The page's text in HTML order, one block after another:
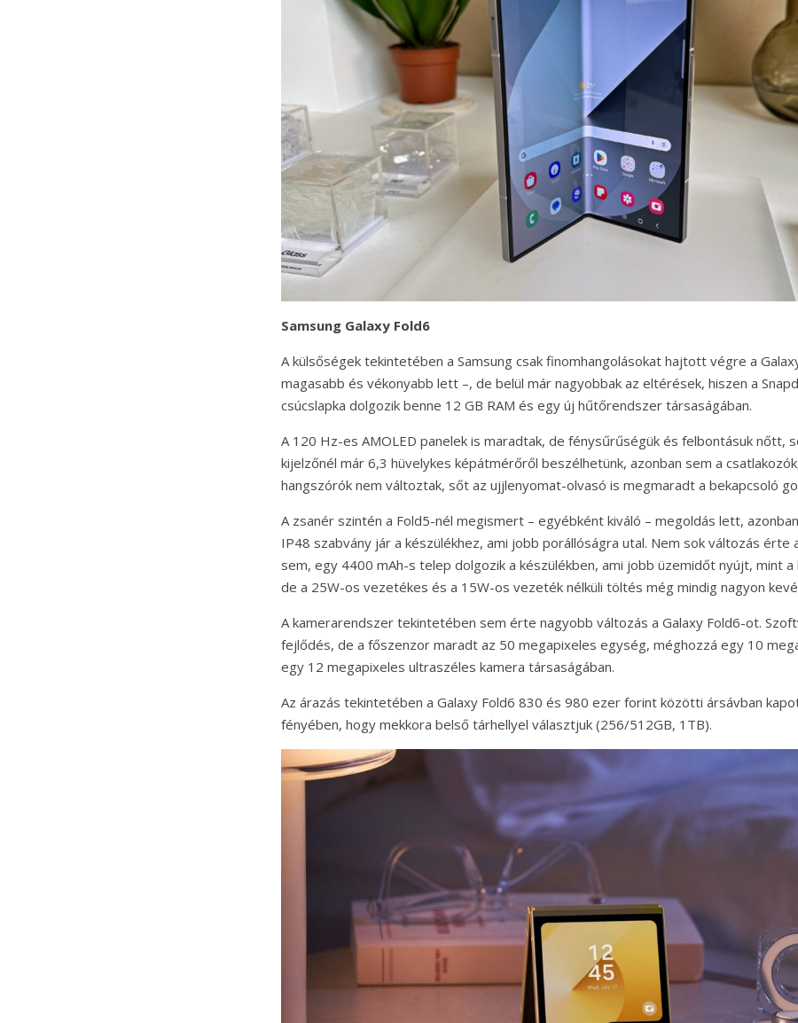
Samsung Galaxy Fold6
A külsőségek tekintetében a Samsung csak finomhangolásokat hajtott végre a
magasabb és vékonyabb lett –, de belül már nagyobbak az eltérések, hiszen a
csúcslapka dolgozik benne 12 GB RAM és egy új hűtőrendszer társaságában.
A 120 Hz-es AMOLED panelek is maradtak, de fénysűrűségük és felbontásuk nőtt,
kijelzőnél már 6,3 hüvelykes képátmérőről beszélhetünk, azonban sem a
hangszórók nem változtak, sőt az ujjlenyomat-olvasó is megmaradt a bekapcsoló
A zsanér szintén a Fold5-nél megismert – egyébként kiváló – megoldás lett,
IP48 szabvány jár a készülékhez, ami jobb porállóságra utal. Nem sok változás érte
sem, egy 4400 mAh-s telep dolgozik a készülékben, ami jobb üzemidőt nyújt, mint a
de a 25W-os vezetékes és a 15W-os vezeték nélküli töltés még mindig nagyon
A kamerarendszer tekintetében sem érte nagyobb változás a Galaxy Fold6-ot.
fejlődés, de a főszenzor maradt az 50 megapixeles egység, méghozzá egy 10
egy 12 megapixeles ultraszéles kamera társaságában.
Az árazás tekintetében a Galaxy Fold6 830 és 980 ezer forint közötti ársávban
fényében, hogy mekkora belső tárhellyel választjuk (256/512GB, 1TB).